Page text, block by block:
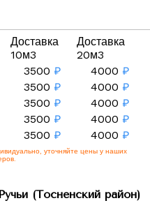
Доставка
10м3
Доставка
20м3
3500 ₽ 4000 ₽
3500 ₽ 4000 ₽
3500 ₽ 4000 ₽
3500 ₽ 4000 ₽
3500 ₽ 4000 ₽
уточняйте цены у наших
(Тосненский район)